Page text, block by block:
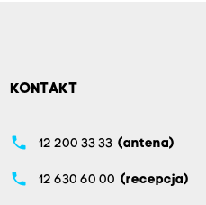
KONTAKT
phone 12 200 33 33 (antena)
phone 12 630 60 00 (recepcja)